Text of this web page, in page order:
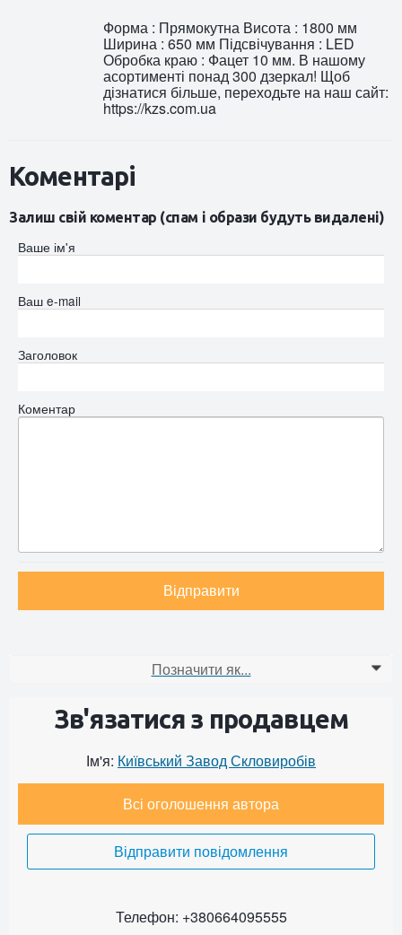
Форма : Прямокутна Висота : 1800 мм
Ширина : 650 мм Підсвічування : LED
Обробка краю : Фацет 10 мм. В нашому
асортименті понад 300 дзеркал! Щоб
дізнатися більше, переходьте на наш сайт:
https://kzs.com.ua
Коментарі
Залиш свій коментар (спам і образи будуть видалені)
Ваше ім'я
Ваш e-mail
Заголовок
Коментар
Відправити
Позначити як... 0
Зв'язатися з продавцем
Ім'я: Київський Завод Скловиробів
Всі оголошення автора
Відправити повідомлення
Телефон: +380664095555